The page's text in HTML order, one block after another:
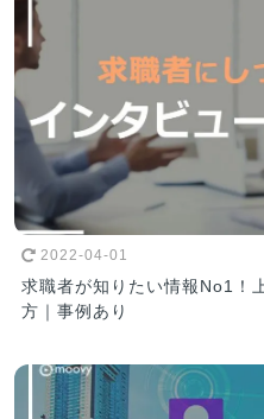
2022-04-01
求職者が知りたい情報No1！
方｜事例あり